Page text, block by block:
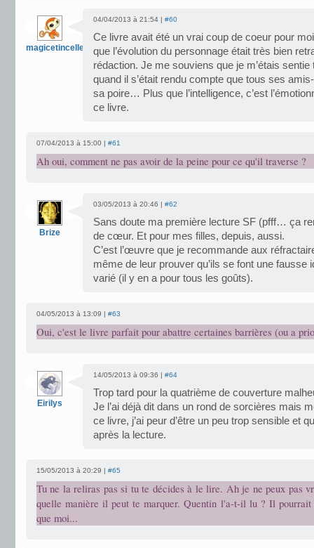
magicetincelle
04/04/2013 à 21:54 | #60
Ce livre avait été un vrai coup de coeur pour
que l’évolution du personnage était très bien
rédaction. Je me souviens que je m’étais
quand il s’était rendu compte que tous ses
sa poire… Plus que l’intelligence, c’est
ce livre.
07/04/2013 à 15:00 | #61
Ah oui, comment ne pas avoir de la peine pour ce qu'il traverse ?
Brize
03/05/2013 à 20:46 | #62
Sans doute ma première lecture SF (pfff… ça
de cœur. Et pour mes filles, depuis, aussi.
C’est l’œuvre que je recommande aux
même de leur prouver qu’ils se font une fausse
varié (il y en a pour tous les goûts).
04/05/2013 à 13:09 | #63
Oui, c'est le livre parfait pour abattre certaines barrières (ou a
Eirilys
14/05/2013 à 09:36 | #64
Trop tard pour la quatrième de couverture
Je l’ai déjà dit dans un rond de sorcières mais
ce livre, j’ai peur d’être un peu trop sensible et
après la lecture.
15/05/2013 à 20:29 | #65
Tu ne la reliras pas si tu te décides à le lire. Ah je ne peux pas
quelle manière il peut te marquer. Quentin l'a-t-il lu ? Il
que moi...